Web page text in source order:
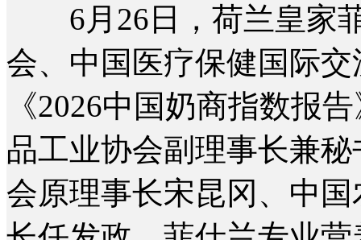
6月26日，荷兰皇家菲
会、中国医疗保健国际
《2026中国奶商指数报
品工业协会副理事长兼
会原理事长宋昆冈、中